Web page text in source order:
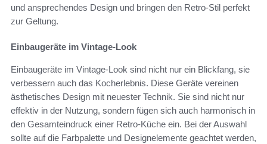
und ansprechendes Design und bringen den Retro-Stil perfekt
zur Geltung.
Einbaugeräte im Vintage-Look
Einbaugeräte im Vintage-Look sind nicht nur ein Blickfang, sie
verbessern auch das Kocherlebnis. Diese Geräte vereinen
ästhetisches Design mit neuester Technik. Sie sind nicht nur
effektiv in der Nutzung, sondern fügen sich auch harmonisch in
den Gesamteindruck einer Retro-Küche ein. Bei der Auswahl
sollte auf die Farbpalette und Designelemente geachtet werden,